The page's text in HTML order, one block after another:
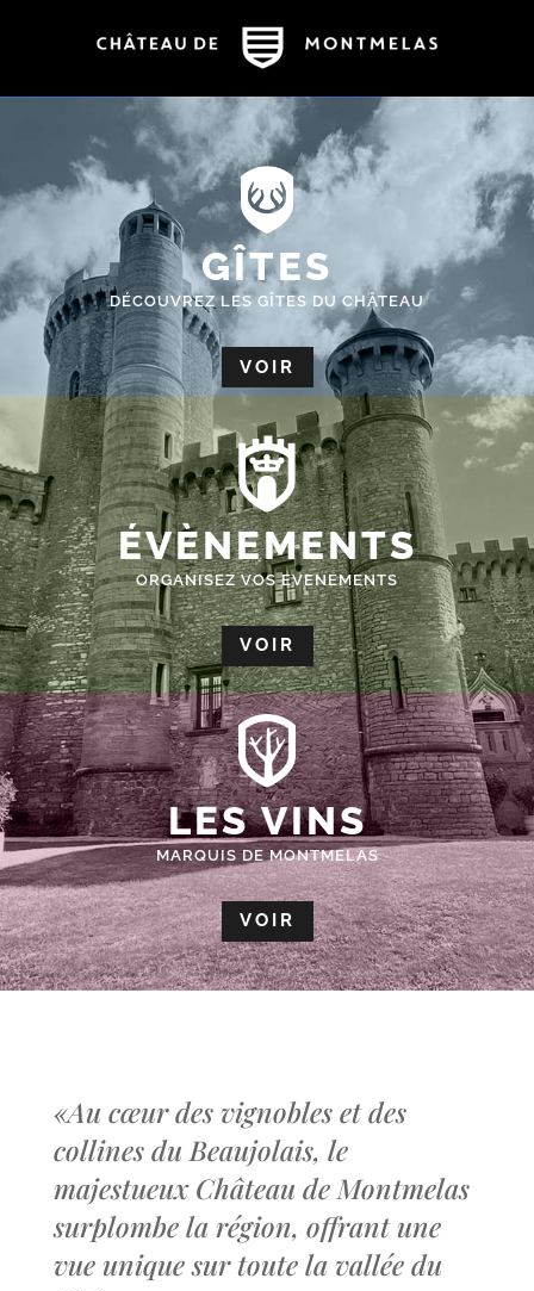
GÎTES
DÉCOUVREZ LES GÎTES DU CHÂTEAU
VOIR
ÉVÈNEMENTS
ORGANISEZ VOS EVENEMENTS
VOIR
LES VINS
MARQUIS DE MONTMELAS
VOIR
«Au cœur des vignobles et des
collines du Beaujolais, le
majestueux Château de Montmelas
surplombe la région, offrant une
vue unique sur toute la vallée du